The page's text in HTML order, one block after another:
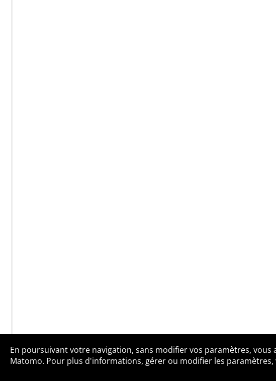
Qui sommes-nous ?
En poursuivant votre navigation, sans modifier vos paramètres,
Matomo. Pour plus d'informations, gérer ou modifier les